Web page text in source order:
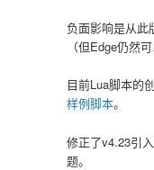
负面影响是从此
（但Edge仍然
目前Lua脚本的
样例脚本。
修正了v4.23引
题。